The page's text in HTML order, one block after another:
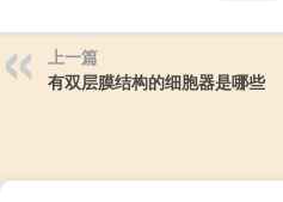
上一篇
有双层膜结构的细胞器是哪些